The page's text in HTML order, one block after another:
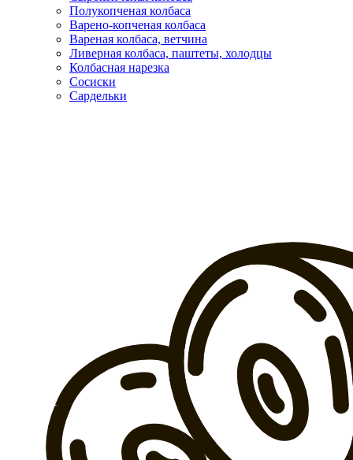
Полукопченая колбаса
Варено-копченая колбаса
Вареная колбаса, ветчина
Ливерная колбаса, паштеты, холодцы
Колбасная нарезка
Сосиски
Сардельки